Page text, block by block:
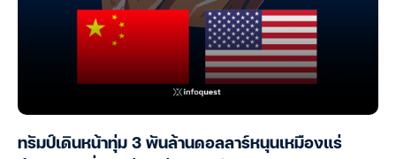
ทรัมป์เดินหน้าทุ่ม 3 พันล้านดอลลาร์หนุนเหมืองแร่